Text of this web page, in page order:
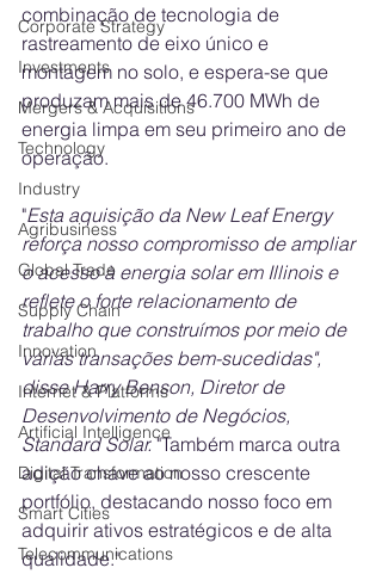
Corporate Strategy
Investments
Mergers & Acquisitions
Technology
Industry
Agribusiness
Global Trade
Supply Chain
Innovation
Internet & Platforms
Artificial Intelligence
Digital Transformation
Smart Cities
Telecommunications
combinação de tecnologia de
rastreamento de eixo único e
montagem no solo, e espera-se que
produzam mais de 46.700 MWh de
energia limpa em seu primeiro ano de
operação.
"Esta aquisição da New Leaf Energy
reforça nosso compromisso de ampliar
o acesso à energia solar em Illinois e
reflete o forte relacionamento de
trabalho que construímos por meio de
várias transações bem-sucedidas",
disse Harry Benson, Diretor de
Desenvolvimento de Negócios,
Standard Solar. "Também marca outra
adição chave ao nosso crescente
portfólio, destacando nosso foco em
adquirir ativos estratégicos e de alta
qualidade."